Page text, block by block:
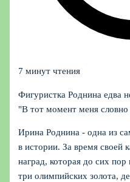
7 минут чтения
Фигуристка Роднина едва
"В тот момент меня
Ирина Роднина - одна из
в истории. За время своей
наград, которая до сих
три олимпийских золота,